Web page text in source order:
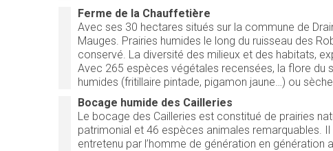
Ferme de la Chauffetière
Avec ses 30 hectares situés sur la commune de
Mauges. Prairies humides le long du ruisseau des
conservé. La diversité des milieux et des habitats,
Avec 265 espèces végétales recensées, la flore
humides (fritillaire pintade, pigamon jaune…) ou
Bocage humide des Cailleries
Le bocage des Cailleries est constitué de prairies
patrimonial et 46 espèces animales remarquables.
entretenu par l’homme de génération en génération